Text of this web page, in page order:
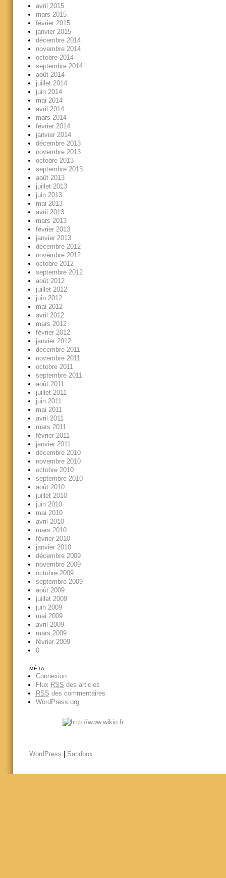
avril 2015
mars 2015
février 2015
janvier 2015
décembre 2014
novembre 2014
octobre 2014
septembre 2014
août 2014
juillet 2014
juin 2014
mai 2014
avril 2014
mars 2014
février 2014
janvier 2014
décembre 2013
novembre 2013
octobre 2013
septembre 2013
août 2013
juillet 2013
juin 2013
mai 2013
avril 2013
mars 2013
février 2013
janvier 2013
décembre 2012
novembre 2012
octobre 2012
septembre 2012
août 2012
juillet 2012
juin 2012
mai 2012
avril 2012
mars 2012
février 2012
janvier 2012
décembre 2011
novembre 2011
octobre 2011
septembre 2011
août 2011
juillet 2011
juin 2011
mai 2011
avril 2011
mars 2011
février 2011
janvier 2011
décembre 2010
novembre 2010
octobre 2010
septembre 2010
août 2010
juillet 2010
juin 2010
mai 2010
avril 2010
mars 2010
février 2010
janvier 2010
décembre 2009
novembre 2009
octobre 2009
septembre 2009
août 2009
juillet 2009
juin 2009
mai 2009
avril 2009
mars 2009
février 2009
0
MÉTA
Connexion
Flux RSS des articles
RSS des commentaires
WordPress.org
WordPress Sandbox